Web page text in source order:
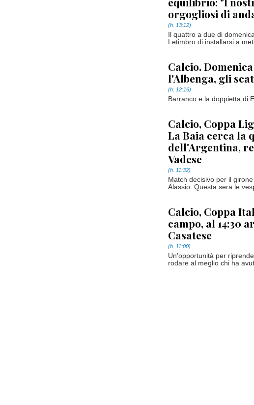
orgogliosi di
(h. 13:12)
Il quattro a due di
Letimbro di installarsi a
Calcio.
l'Albenga, gli
(h. 12:16)
Barranco e la doppietta di
Calcio, Coppa
La Baia cerca la
dell'Argentina,
Vadese
(h. 11:32)
Match decisivo per il
Alassio. Questa sera le
Calcio, Coppa
campo, al 14:30
Casatese
(h. 11:00)
Un'opportunità per
rodare al meglio chi ha